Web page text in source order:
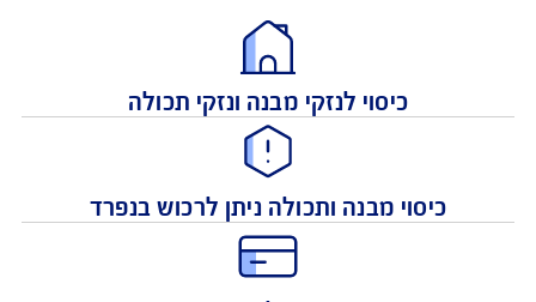
כיסוי לנזקי מבנה ונזקי תכולה